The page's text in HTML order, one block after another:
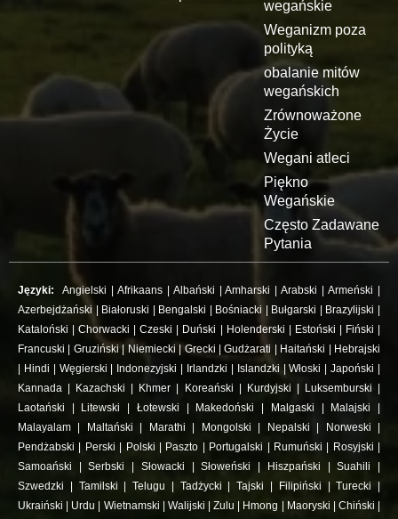
wegańskie
Weganizm poza
polityką
obalanie mitów
wegańskich
Zrównoważone
Życie
Wegani atleci
Piękno
Wegańskie
Często Zadawane
Pytania
Języki: Angielski Afrikaans| Albański |Amharski |Arabski |Armeński
Azerbejdżański
Białoruski Bengalski Bośniacki Bułgarski Brazylijski
Kataloński |Chorwacki |Czeski Duński Holenderski Estoński Fiński
Francuski
Gruziński| Niemiecki Grecki |Gudżarati Haitański
Hebrajski
Hindi Węgierski Indonezyjski Irlandzki Islandzki |Włoski |Japoński
Kannada
Kazachski Khmer Koreański Kurdyjski Luksemburski
Laotański
Litewski Łotewski Makedoński Malgaski Malajski
Malayalam
Maltański Marathi Mongolski Nepalski Norweski
Pendżabski
Perski Polski Paszto Portugalski Rumuński Rosyjski
Samoański |Serbski Słowacki |Słoweński Hiszpański |Suahili
Szwedzki
Tamilski |Telugu Tadżycki |Tajski Filipiński |Turecki
Ukraiński
Urdu Wietnamski Walijski |Zulu Hmong Maoryski Chiński